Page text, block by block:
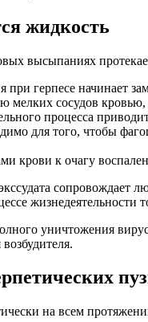
жидкость
высыпаниях
при герпесе начинает
мелких сосудов
процесса
для того, чтобы
крови к очагу
сопровождает
жизнедеятельности
уничтожения
на всем